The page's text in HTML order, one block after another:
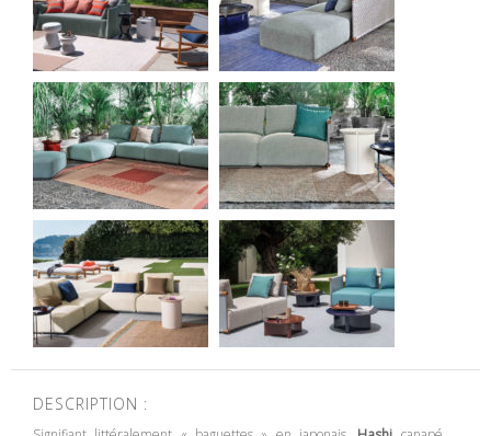
DESCRIPTION :